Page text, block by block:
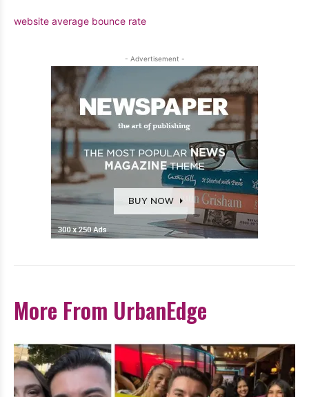
website average bounce rate
- Advertisement -
More From UrbanEdge